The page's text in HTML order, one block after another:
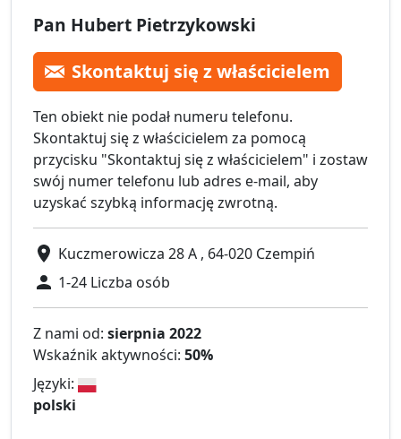
Pan Hubert Pietrzykowski
Skontaktuj się z właścicielem
Ten obiekt nie podał numeru telefonu.
Skontaktuj się z właścicielem za pomocą
przycisku "Skontaktuj się z właścicielem" i zostaw
swój numer telefonu lub adres e-mail, aby
uzyskać szybką informację zwrotną.
Kuczmerowicza 28 A , 64-020 Czempiń
1-24 Liczba osób
Z nami od: sierpnia 2022
Wskaźnik aktywności: 50%
Języki:
polski